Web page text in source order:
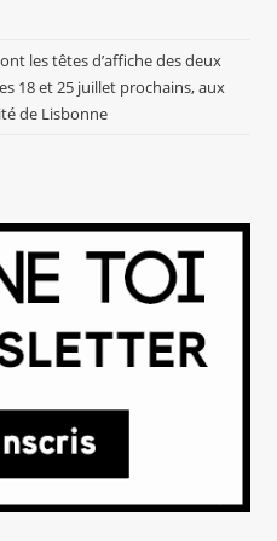
les têtes d’affiche des deux
18 et 25 juillet prochains, aux
de Lisbonne